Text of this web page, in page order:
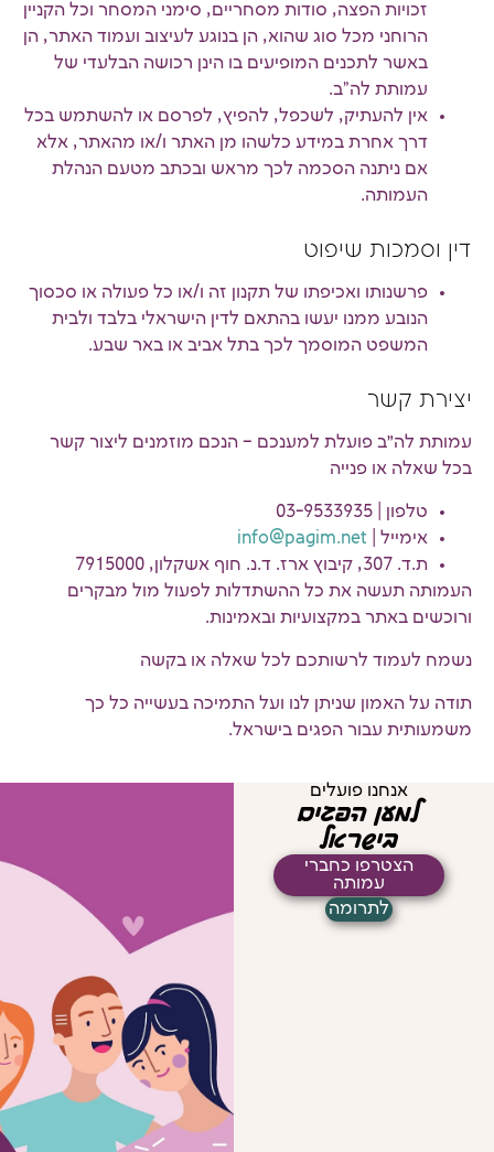
זכויות הפצה, סודות מסחריים, סימני המסחר וכל הקניין
הרוחני מכל סוג שהוא, הן בנוגע לעיצוב ועמוד האתר, הן
באשר לתכנים המופיעים בו הינן רכושה הבלעדי של
עמותת לה"ב.
אין להעתיק, לשכפל, להפיץ, לפרסם או להשתמש בכל
דרך אחרת במידע כלשהו מן האתר ו/או מהאתר, אלא
אם ניתנה הסכמה לכך מראש ובכתב מטעם הנהלת
העמותה.
דין וסמכות שיפוט
פרשנותו ואכיפתו של תקנון זה ו/או כל פעולה או סכסוך
הנובע ממנו יעשו בהתאם לדין הישראלי בלבד ולבית
המשפט המוסמך לכך בתל אביב או באר שבע.
יצירת קשר
עמותת לה״ב פועלת למענכם – הנכם מוזמנים ליצור קשר
בכל שאלה או פנייה
טלפון | 03-9533935
אימייל | info@pagim.net
ת.ד. 307, קיבוץ ארז. ד.נ. חוף אשקלון, 7915000
העמותה תעשה את כל ההשתדלות לפעול מול מבקרים
ורוכשים באתר במקצועיות ובאמינות.
נשמח לעמוד לרשותכם לכל שאלה או בקשה
תודה על האמון שניתן לנו ועל התמיכה בעשייה כל כך
משמעותית עבור הפגים בישראל.
אנחנו פועלים
למען הפגים
בישראל
הצטרפו כחברי
עמותה
לתרומה